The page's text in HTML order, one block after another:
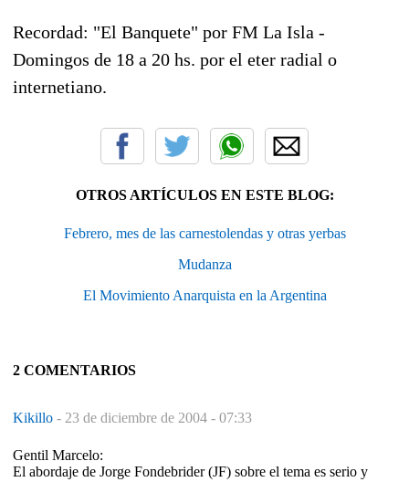
Recordad: "El Banquete" por FM La Isla -
Domingos de 18 a 20 hs. por el eter radial o
internetiano.
OTROS ARTÍCULOS EN ESTE BLOG:
Febrero, mes de las carnestolendas y otras yerbas
Mudanza
El Movimiento Anarquista en la Argentina
2 COMENTARIOS
Kikillo - 23 de diciembre de 2004 - 07:33
Gentil Marcelo:
El abordaje de Jorge Fondebrider (JF) sobre el tema es serio y